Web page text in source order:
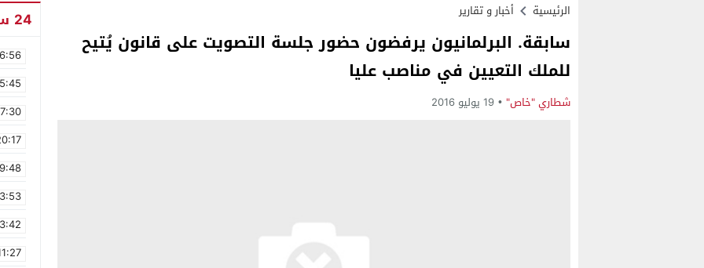
الرئيسية أخبار و تقارير
سابقة. البرلمانيون يرفضون حضور جلسة التصويت على قانون يُتيح
للملك التعيين في مناصب عليا
شطاري "خاص" 19 يوليو 2016
24 ساعة